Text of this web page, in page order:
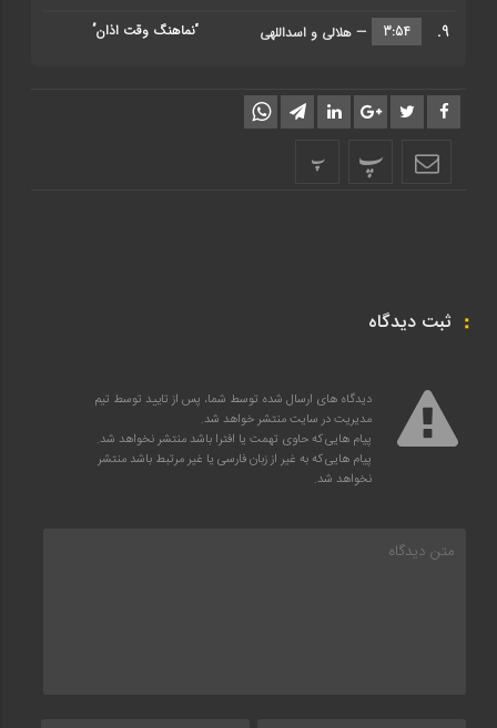
9. “نماهنگ وقت اذان” — هلالی و اسداللهی 3:54
پ پ
ثبت دیدگاه
دیدگاه های ارسال شده توسط شما، پس از تایید توسط تیم
مدیریت در سایت منتشر خواهد شد.
پیام هایی که حاوی تهمت یا افترا باشد منتشر نخواهد شد.
پیام هایی که به غیر از زبان فارسی یا غیر مرتبط باشد منتشر
نخواهد شد.